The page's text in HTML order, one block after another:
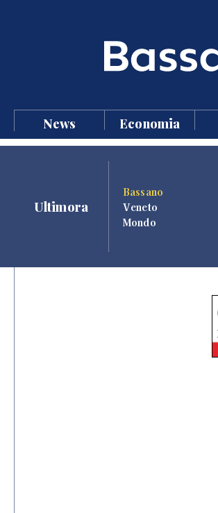
News Economia
Ultimora
Bassano
Veneto
Mondo